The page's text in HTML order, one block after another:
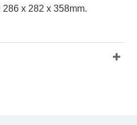
x 282 x 358mm.